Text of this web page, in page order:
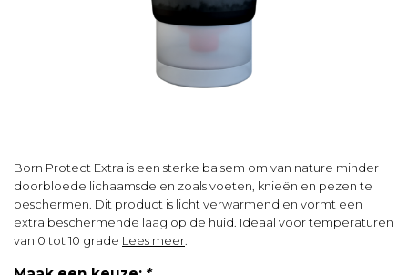
Born Protect Extra is een sterke balsem om van nature minder
doorbloede lichaamsdelen zoals voeten, knieën en pezen te
beschermen. Dit product is licht verwarmend en vormt een
extra beschermende laag op de huid. Ideaal voor temperaturen
van 0 tot 10 grade Lees meer